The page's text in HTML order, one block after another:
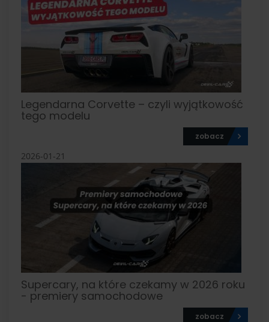
Legendarna Corvette – czyli wyjątkowość
tego modelu
zobacz
2026-01-21
Supercary, na które czekamy w 2026 roku
- premiery samochodowe
zobacz